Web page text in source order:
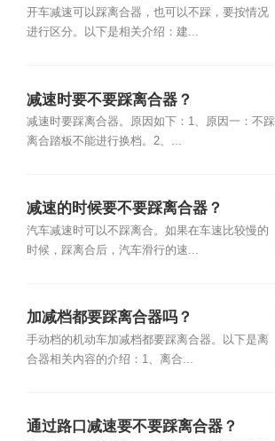
开车减速可以踩离合器，也可以不踩，要按情况
进行区分。以下是相关介绍：建...
减速时要不要踩离合器？
减速时要踩离合器。原因如下：1、原因一：不踩
离合踏板不能进行换档。2、...
减速的时候要不要踩离合器？
汽车减速时可以不踩离合。如果在车速比较慢的
时候，踩离合后，汽车滑行的速...
加减档都要踩离合器吗？
手动档的机动车加减档都要踩离合器。以下是离
合器相关内容的介绍：1、离合...
通过路口减速要不要踩离合器？